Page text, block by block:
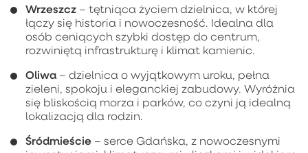
Wrzeszcz – tętniąca życiem dzielnica, w której
łączy się historia i nowoczesność. Idealna dla
osób ceniących szybki dostęp do centrum,
rozwiniętą infrastrukturę i klimat kamienic.
Oliwa – dzielnica o wyjątkowym uroku, pełna
zieleni, spokoju i eleganckiej zabudowy. Wyróżnia
się bliskością morza i parków, co czyni ją idealną
lokalizacją dla rodzin.
Śródmieście – serce Gdańska, z nowoczesnymi